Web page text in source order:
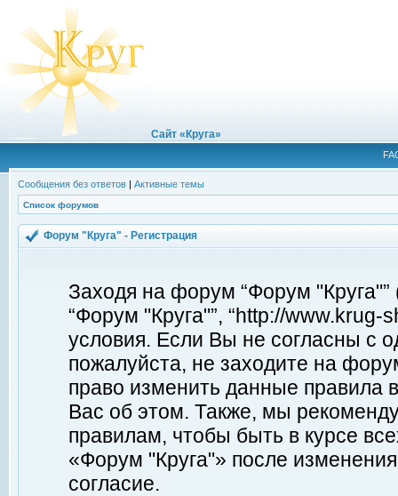
Сайт «Круга»
Сообщения без ответов | Активные темы
Список форумов
Форум "Круга" - Регистрация
Заходя на форум “Форум
“Форум "Круга"”, “http://
условия. Если Вы не согласны с
пожалуйста, не заходите на
право изменить данные правила
Вас об этом. Также, мы
правилам, чтобы быть в курсе
«Форум "Круга"» после
согласие.